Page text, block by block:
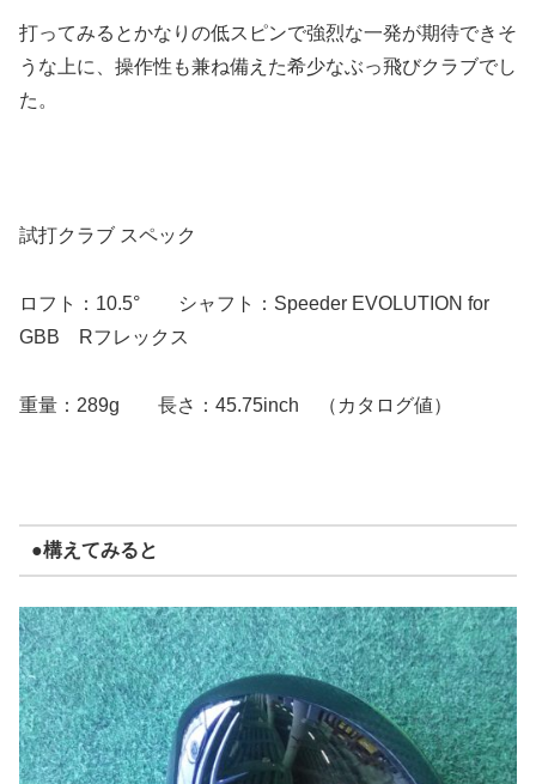
打ってみるとかなりの低スピンで強烈な一発が期待できそ
うな上に、操作性も兼ね備えた希少なぶっ飛びクラブでし
た。
試打クラブ スペック
ロフト：10.5° シャフト：Speeder EVOLUTION for
GBB Rフレックス
重量：289g 長さ：45.75inch （カタログ値）
●構えてみると